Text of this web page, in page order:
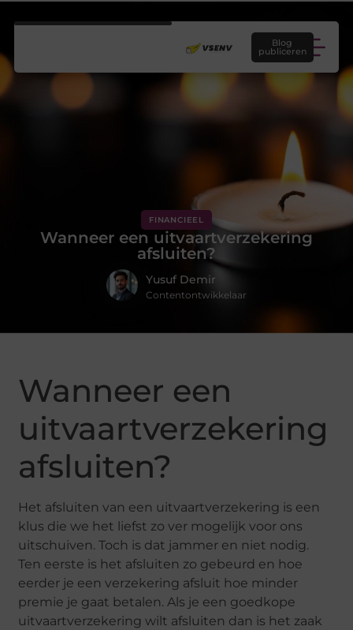
Blog
publiceren
FINANCIEEL
Wanneer een uitvaartverzekering
afsluiten?
Yusuf Demir
Contentontwikkelaar
Wanneer een
uitvaartverzekering
afsluiten?
Het afsluiten van een uitvaartverzekering is een
klus die we het liefst zo ver mogelijk voor ons
uitschuiven. Toch is dat jammer en niet nodig.
Ten eerste is het afsluiten zo gebeurd en hoe
eerder je een verzekering afsluit hoe minder
premie je gaat betalen. Als je een goedkope
uitvaartverzekering wilt afsluiten dan is het zaak